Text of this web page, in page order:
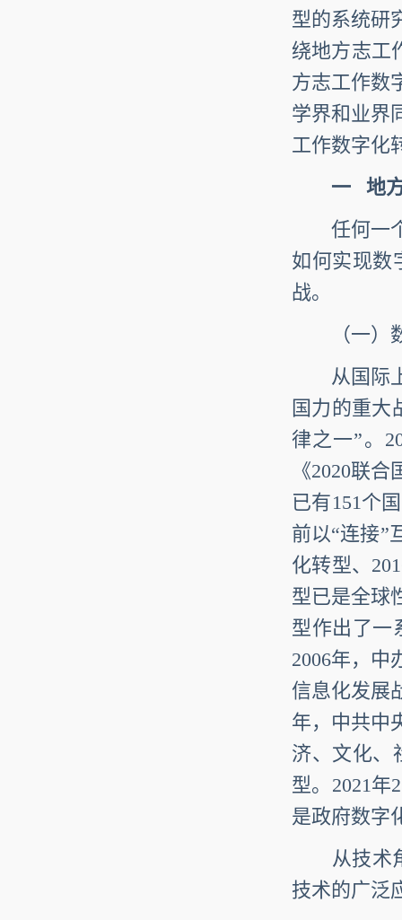
型的系统研
绕地方志工
方志工作数
学界和业界
工作数字化
一 地
任何一个
如何实现数
战。
（一）数
从国际上
国力的重大
律之一”。
《2020联
已有151个
前以“连接”
化转型、
型已是全球
型作出了一
2006年，中
信息化发展
年，中共中
济、文化、
型。2021年
是政府数字
从技术角
技术的广泛